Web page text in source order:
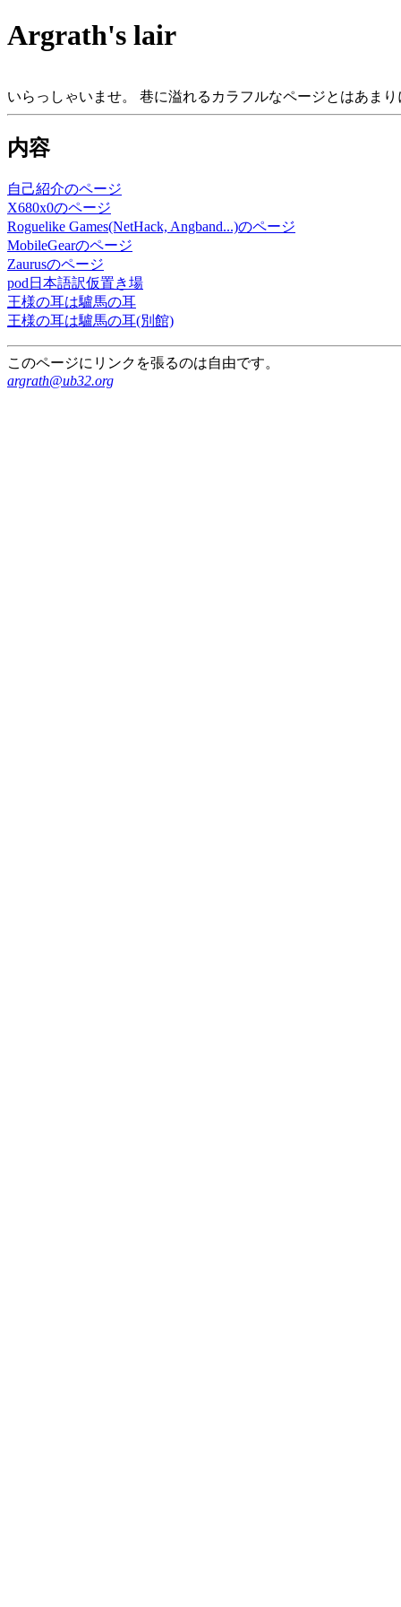
Argrath's lair
いらっしゃいませ。 巷に溢れるカラフルなページとはあま
内容
自己紹介のページ
X680x0のページ
Roguelike Games(NetHack, Angband...)のページ
MobileGearのページ
Zaurusのページ
pod日本語訳仮置き場
王様の耳は驢馬の耳
王様の耳は驢馬の耳(別館)
このページにリンクを張るのは自由です。
argrath@ub32.org